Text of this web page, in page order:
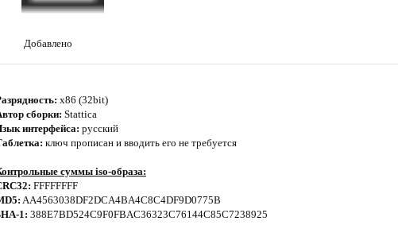
Добавлено
x86 (32bit)
сборки: Stattica
интерфейса: русский
ключ прописан и вводить его не требуется
суммы iso-образа:
FFFFFFFF
AA4563038DF2DCA4BA4C8C4DF9D0775B
1: 388E7BD524C9F0FBAC36323C76144C85C7238925